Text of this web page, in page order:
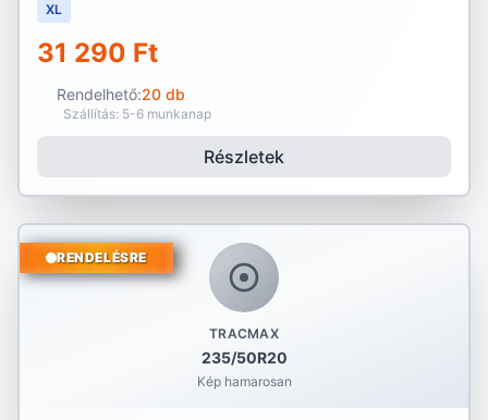
XL
31 290 Ft
Rendelhető:20 db
Szállítás: 5-6 munkanap
Részletek
TRACMAX
235/50R20
Kép hamarosan
RENDELÉSRE